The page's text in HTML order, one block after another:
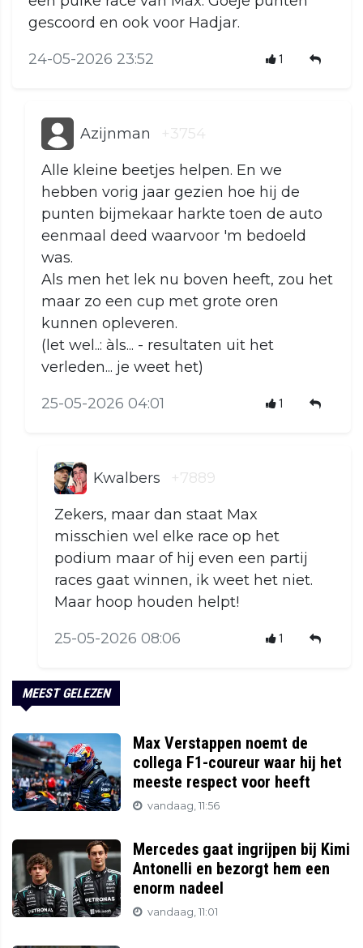
gescoord en ook voor Hadjar.
24-05-2026 23:52 1
Azijnman +3754
Alle kleine beetjes helpen. En we
hebben vorig jaar gezien hoe hij de
punten bijmekaar harkte toen de auto
eenmaal deed waarvoor 'm bedoeld
was.
Als men het lek nu boven heeft, zou het
maar zo een cup met grote oren
kunnen opleveren.
(let wel..: àls... - resultaten uit het
verleden... je weet het)
25-05-2026 04:01 1
Kwalbers +7889
Zekers, maar dan staat Max
misschien wel elke race op het
podium maar of hij even een partij
races gaat winnen, ik weet het niet.
Maar hoop houden helpt!
25-05-2026 08:06 1
MEEST GELEZEN
Max Verstappen noemt de
collega F1-coureur waar hij het
meeste respect voor heeft
vandaag, 11:56
Mercedes gaat ingrijpen bij Kimi
Antonelli en bezorgt hem een
enorm nadeel
vandaag, 11:01